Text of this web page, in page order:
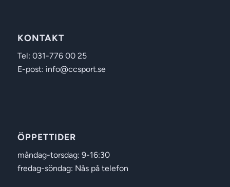
KONTAKT
Tel: 031-776 00 25
E-post: info@ccsport.se
ÖPPETTIDER
måndag-torsdag: 9-16:30
fredag-söndag: Nås på telefon